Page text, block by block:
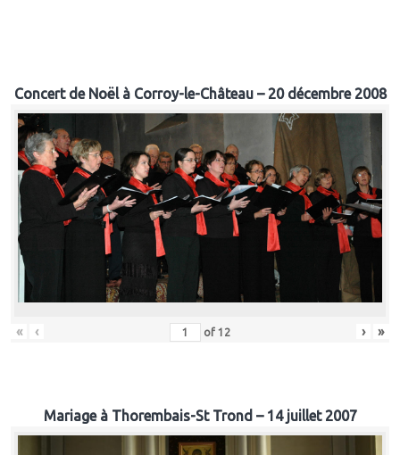
Concert de Noël à Corroy-le-Château – 20 décembre 2008
« ‹ of 12 › »
Mariage à Thorembais-St Trond – 14 juillet 2007